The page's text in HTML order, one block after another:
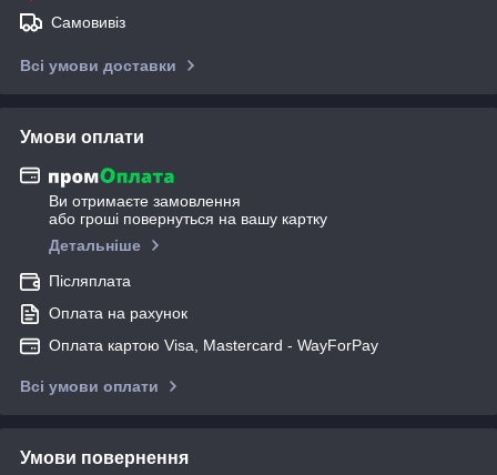
Самовивіз
Всі умови доставки
Умови оплати
Ви отримаєте замовлення
або гроші повернуться на вашу картку
Детальніше
Післяплата
Оплата на рахунок
Оплата картою Visa, Mastercard - WayForPay
Всі умови оплати
Умови повернення